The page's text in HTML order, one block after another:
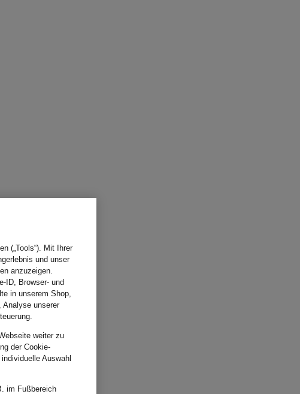
(„Tools“). Mit Ihrer
und unser
anzuzeigen.
ID, Browser- und
in unserem Shop,
Analyse unserer
weiter zu
der Cookie-
Auswahl
im Fußbereich